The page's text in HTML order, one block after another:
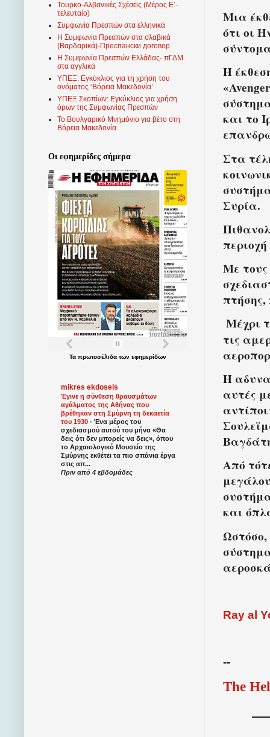
Μια
ότι οι
Η
και το
Στα
Συρία.
περιοχή
Με τους
πτήσης,
Μέχρι
τις
Η
αυτές
Από
και
Ωστόσο,
Ray al
--
The
Τουρκο-Αλβανικές Σχέσεις (Μέρος Ε΄-
τελευταίο)
Συμφωνία Πρεσπών στα ελληνικά
Η Συμφωνία Πρεσπών στα σλαβικά
(Βαρδαρικά)-Преспански договор
Η Συμφωνία Πρεσπών Ελλάδας- πΓΔΜ
στα αγγλικά
ΥΠΕΞ: Εγκύκλιος για τη χρήση του
ονόματος ‘Βόρεια Μακεδονία’
ΥΠΕΞ Σκοπίων: Εγκύκλιος για χρήση
όρων της Συμφωνίας Πρεσπών
Το Βουλγαρικό Μνημόνιο για βέτο στη
Βόρεια Μακεδονία
Οι εφημερίδες σήμερα
Τα πρωτοσέλιδατων εφημερίδων
mikres ekdoseis
Έγινε η σύνθεση θραυσμάτων
αγάλματος της Αθήνας που
βρέθηκαν στη Σμύρνη τη δεκαετία
του 1930 - Ένα μέρος του
σχεδιασμού αυτού του μήνα «Θα
δεις ότι δεν μπορείς να δεις», όπου
το Αρχαιολογικό Μουσείο της
Σμύρνης εκθέτει τα πιο σπάνια έργα
στις απ...
Πριν από 4 εβδομάδες